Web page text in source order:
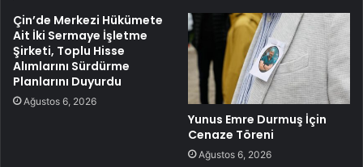
Çin’de Merkezi Hükümete
Ait İki Sermaye İşletme
Şirketi, Toplu Hisse
Alımlarını Sürdürme
Planlarını Duyurdu
Ağustos 6, 2026
Yunus Emre Durmuş İçin
Cenaze Töreni
Ağustos 6, 2026